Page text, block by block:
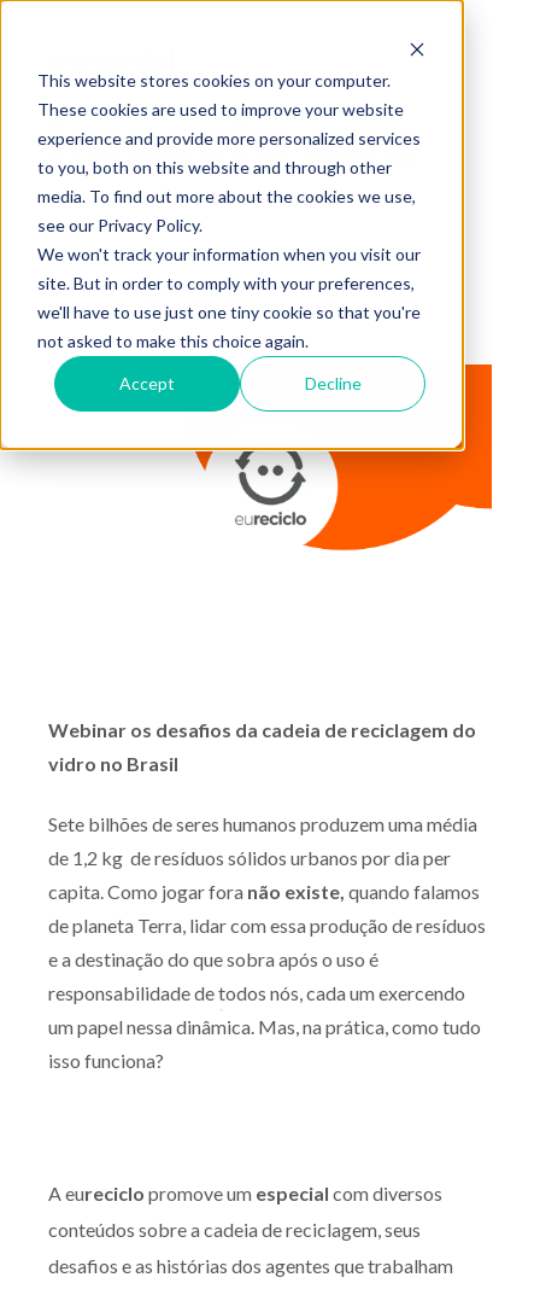
This website stores cookies on your computer.
These cookies are used to improve your website
experience and provide more personalized services
to you, both on this website and through other
media. To find out more about the cookies we use,
see our Privacy Policy.
We won't track your information when you visit our
site. But in order to comply with your preferences,
we'll have to use just one tiny cookie so that you're
not asked to make this choice again.
Accept Decline
impacto que
transforma
Webinar os desafios da cadeia de reciclagem do
vidro no Brasil
Sete bilhões de seres humanos produzem uma média
de 1,2 kg de resíduos sólidos urbanos por dia per
capita. Como jogar fora não existe, quando falamos
de planeta Terra, lidar com essa produção de resíduos
e a destinação do que sobra após o uso é
responsabilidade de todos nós, cada um exercendo
um papel nessa dinâmica. Mas, na prática, como tudo
isso funciona?
Aeureciclo promove um especial com diversos
conteúdos sobre a cadeia de reciclagem, seus
desafios e as histórias dos agentes que trabalham